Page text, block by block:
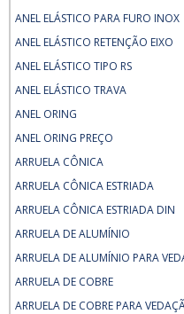
ANEL ELÁSTICO PARA FURO INOX
ANEL ELÁSTICO RETENÇÃO EIXO
ANEL ELÁSTICO TIPO RS
ANEL ELÁSTICO TRAVA
ANEL ORING
ANEL ORING PREÇO
ARRUELA CÔNICA
ARRUELA CÔNICA ESTRIADA
ARRUELA CÔNICA ESTRIADA DIN
ARRUELA DE ALUMÍNIO
ARRUELA DE ALUMÍNIO PARA
ARRUELA DE COBRE
ARRUELA DE COBRE PARA